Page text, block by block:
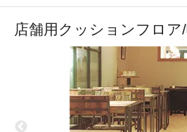
店舗用クッションフロ